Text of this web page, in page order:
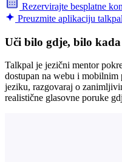
Rezervirajte besplatne
Preuzmite aplikaciju talkpal
Uči bilo gdje, bilo kada
Talkpal je jezični mentor
dostupan na webu i mobilnim
jeziku, razgovaraj o
realistične glasovne poruke